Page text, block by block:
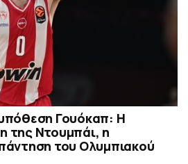
Γουόκαπ: Η
της Ντουμπάι, η
του Ολυμπιακού